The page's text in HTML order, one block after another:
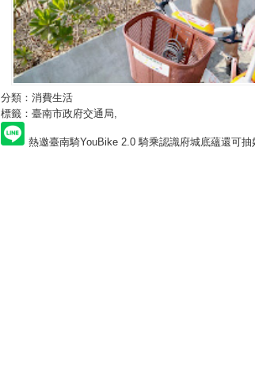
分類：消費生活
標籤：臺南市政府交通局
熱邀臺南騎YouBike 2.0 騎乘認識府城底蘊還可抽